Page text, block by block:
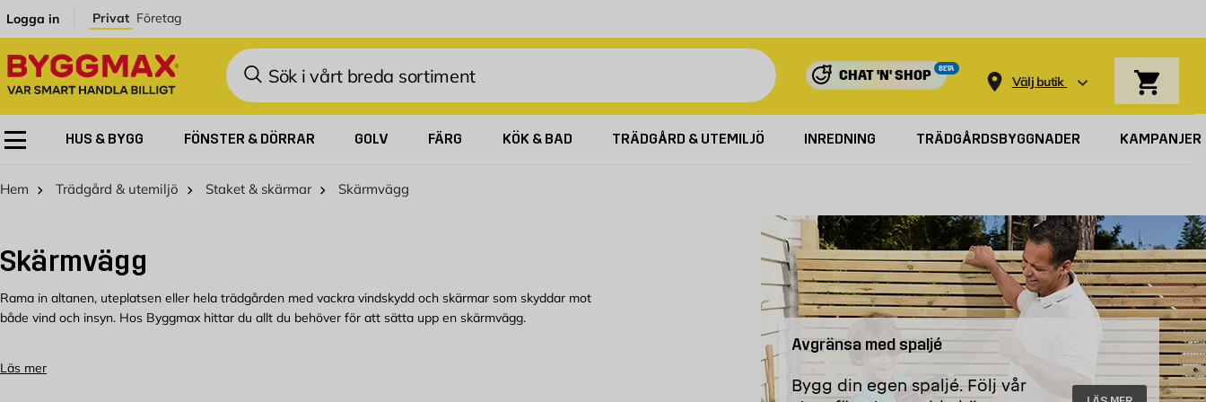
Logga in Privat Företag
Sök
CHAT 'N' SHOP
BETA
Välj butik
HUS & BYGG FÖNSTER & DÖRRAR GOLV FÄRG KÖK & BAD TRÄDGÅRD & UTEMILJÖ INREDNING TRÄDGÅRDSBYGGNADER KAMPANJER
Hem Trädgård & utemiljö Staket & skärmar Skärmvägg
Skärmvägg
Rama in altanen, uteplatsen eller hela trädgården med vackra vindskydd och skärmar som skyddar mot
både vind och insyn. Hos Byggmax hittar du allt du behöver för att sätta upp en skärmvägg.
Hur skyddar jag min trädgård och uteplats från insyn med ett
Läs mer
Avgränsa med spaljé
Bygg din egen spaljé. Följ vår